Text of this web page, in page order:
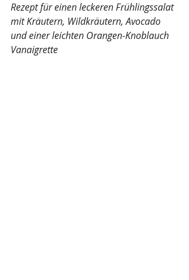
Rezept für einen leckeren Frühlingssalat
mit Kräutern, Wildkräutern, Avocado
und einer leichten Orangen-Knoblauch
Vanaigrette